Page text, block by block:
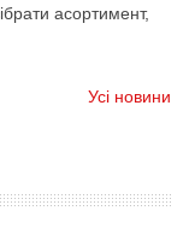
асортимент,
Усі новини